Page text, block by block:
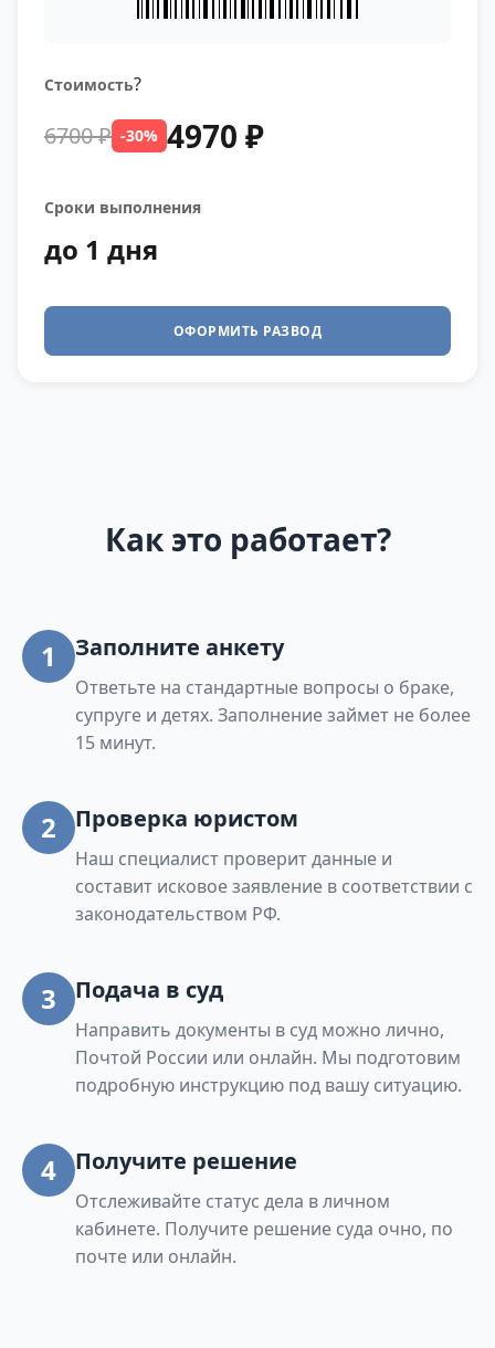
Стоимость?
6700 ₽ -30% 4970 ₽
Сроки выполнения
до 1 дня
ОФОРМИТЬ РАЗВОД
Как это работает?
1 Заполните анкету
Ответьте на стандартные вопросы о браке,
супруге и детях. Заполнение займет не более
15 минут.
2 Проверка юристом
Наш специалист проверит данные и
составит исковое заявление в соответствии с
законодательством РФ.
3 Подача в суд
Направить документы в суд можно лично,
Почтой России или онлайн. Мы подготовим
подробную инструкцию под вашу ситуацию.
4 Получите решение
Отслеживайте статус дела в личном
кабинете. Получите решение суда очно, по
почте или онлайн.